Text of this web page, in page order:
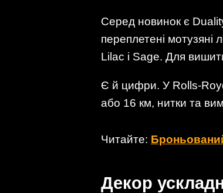
Серед новинок є
переплетені мотузяні
Lilac і Sage. Для
Є й цифри. У Rolls-
або 16 км, нитки та
Читайте:
Декор